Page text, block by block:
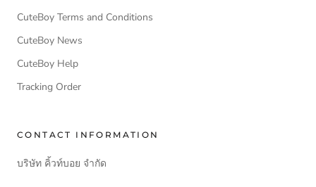
CuteBoy Terms and Conditions
CuteBoy News
CuteBoy Help
Tracking Order
CONTACT INFORMATION
บริษัท คิ้วท์บอย จำกัด